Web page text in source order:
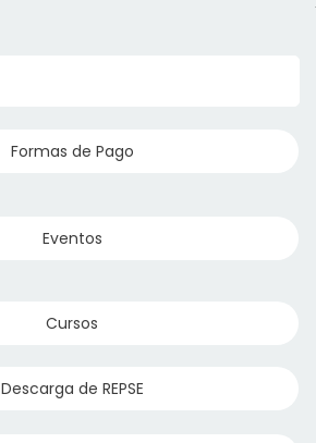
Formas de Pago
Eventos
Cursos
Descarga de REPSE